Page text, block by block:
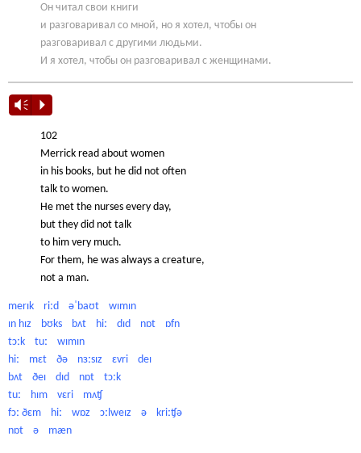
Он читал свои книги
и разговаривал со мной, но я хотел, чтобы он
разговаривал с другими людьми.
И я хотел, чтобы он разговаривал с женщинами.
Vm P
102
Merrick read about women
in his books, but he did not often
talk to women.
He met the nurses every day,
but they did not talk
to him very much.
For them, he was always a creature,
not a man.
merɪk riːd əˈbaʊt wɪmɪn
ɪn hɪz bʊks bʌt hiː dɪd nɒt ɒfn
tɔːk tuː wɪmɪn
hiː mɛt ðə nɜːsɪz ɛvri deɪ
bʌt ðeɪ dɪd nɒt tɔːk
tuː hɪm vɛri mʌʧ
fɔː ðɛm hiː wɒz ɔːlweɪz ə kriːʧə
nɒt ə mæn